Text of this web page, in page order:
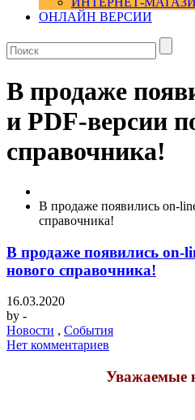
ОНЛАЙН ВЕРСИИ
В продаже
и PDF-версии
справочника!
В продаже появились on-
справочника!
В продаже появились on-
нового справочника!
16.03.2020
by -
Новости , События
Нет комментариев
Уважаемые